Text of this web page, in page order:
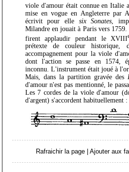
viole d'amour était connue en
mise en vogue en Angleterre par
écrivit pour elle six Sonates ,
Milandre en jouait à Paris vers 1759.
firent applaudir pendant le XVIII
prétexte de couleur
accompagnement pour la viole
dont l'action se passe en 1574,
inconnu. L'instrument était joué à
Mais, dans la partition gravée des
d'amour n'est pas mentionné, le
Les 7 cordes de la viole d'amour
d'argent) s'accordent habituellement :
Rafraichir la page Ajouter aux